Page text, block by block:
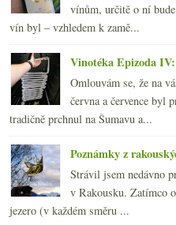
vínům, určitě o ní
vín byl – vzhledem k zamě...
Vinotéka Epizoda
Omlouvám se, že na
června a července byl
tradičně prchnul na Šumavu a...
Poznámky z
Strávil jsem nedávno
v Rakousku. Zatímco
jezero (v každém směru ...